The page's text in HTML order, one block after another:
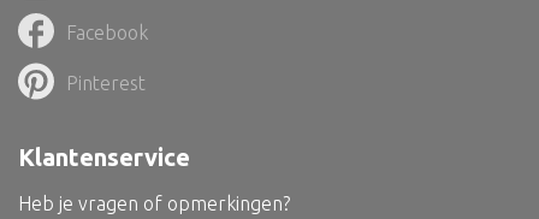
Mand
Roomdevider
Facebook
Pinterest
Klantenservice
Heb je vragen of opmerkingen?